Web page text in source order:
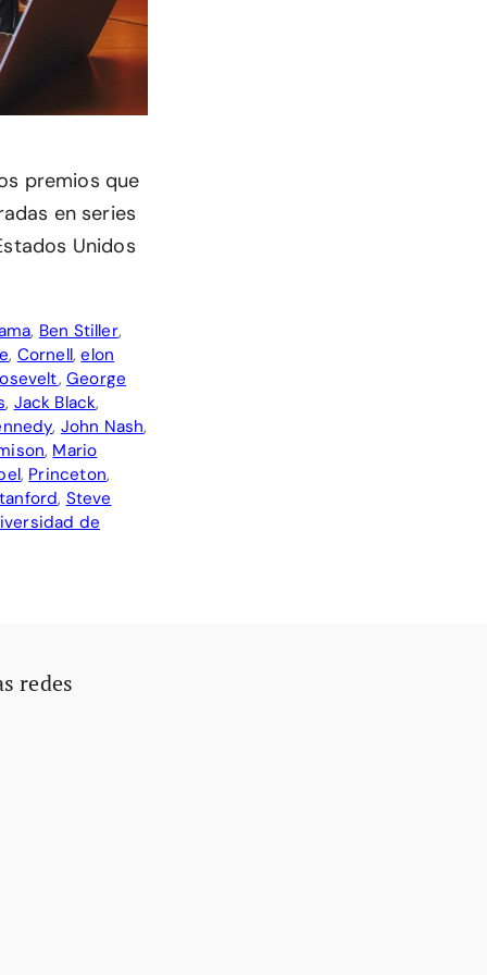
premios que
en series
Unidos
, Ben Stiller,
, Cornell,elon
, George
, Jack Black,
, John Nash,
, Mario
, Princeton,
, Steve
de
redes